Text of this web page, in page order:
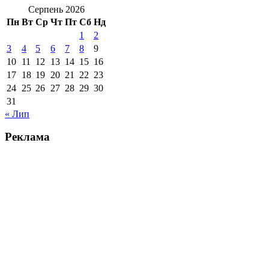
Серпень 2026
Пн Вт Ср Чт Пт Сб Нд
1
2
3
4 5 6 7 8
9
10 11 12 13 14 15 16
17 18 19 20 21 22 23
24 25 26 27 28 29 30
31
« Лип
Реклама